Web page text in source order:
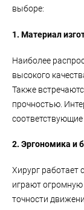
выборе:
1. Материал
Наиболее
высокого
Также
прочностью.
соответствующие
2. Эргономика и
Хирург работает
играют огромную
точности